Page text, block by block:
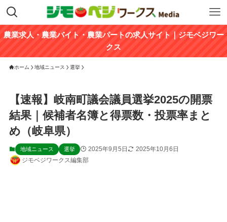
農業求人・農業バイト・農業パートの求人サイト｜ジモベジワー
クス
ホーム 地域ニュース 選挙
【速報】岐南町議会議員選挙2025の開票
結果｜候補者名簿と得票数・投票率まと
め（岐阜県）
地域ニュース 選挙 2025年9月5日
2025年10月6日
ジモベジワークス編集部